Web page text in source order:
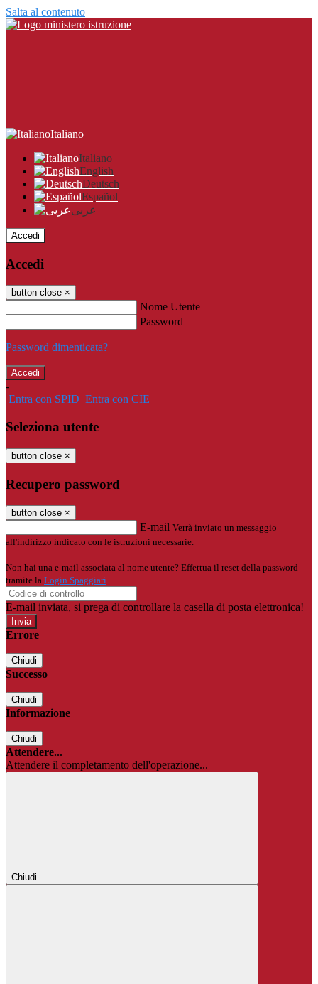
Salta al contenuto
Italiano
Italiano
English
Deutsch
Español
عربى
Accedi
Accedi
button close ×
Nome Utente
Password
Password dimenticata?
-
Entra con SPID Entra con CIE
Seleziona utente
button close ×
Recupero password
button close ×
E-mail Verrà inviato un messaggio
all'indirizzo indicato con le istruzioni necessarie.
Non hai una e-mail associata al nome utente? Effettua il reset della password
tramite la Login Spaggiari
E-mail inviata, si prega di controllare la casella di posta elettronica!
Errore
Chiudi
Successo
Chiudi
Informazione
Chiudi
Attendere...
Attendere il completamento dell'operazione...
Chiudi